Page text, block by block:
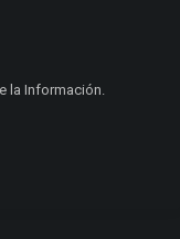
la Información.